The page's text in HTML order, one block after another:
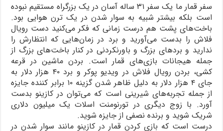
سفر قمار ما یک سفر ۳۱ ساله آسان در یک بزرگراه مستقیم نبوده
است بلکه بیشتر شبیه به سوار شدن در یک ترن هوایی بود.
باخت‌های پشت هم درست زمانی که فکر می‌کنید دست رویال
فلاش را بدست می‌آورید و برد در زمان‌هایی که انتظارش را
ندارید و بردهای بزرگ و باورنکردنی در کنار باخت‌های بزرگ از
جمله هیجانات بازی‌های قمار است. بردن ماشین در قرعه
کشی، بردن رویال فلاش در ویدیو پوکر و برد ۴۰ هزار دلار به
جای ۴ هزار دلار به دلیل ظاهر شدن گزینه ۱۰ برابر کننده جایزه
از جمله تجربه‌های شیرینی است که می‌توان در کازینو بدست
آورد. با زوج دیگری در تورنومنت اسلات یک میلیون دلاری
شریک شوید و برنده نصفی از جایزه شوید.
درست است که بازی کردن قمار در کازینو مانند سوار شدن در